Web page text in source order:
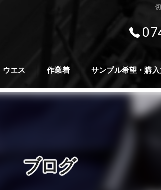
ウエス 作業着 サンプル希望・購
ブログ